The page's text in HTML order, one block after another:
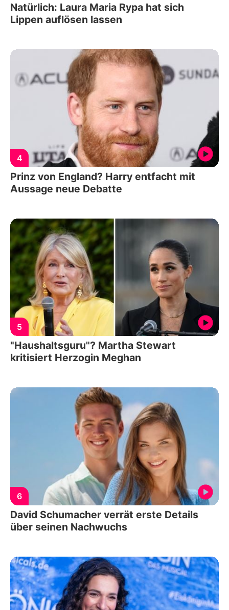
Natürlich: Laura Maria Rypa hat sich
Lippen auflösen lassen
4
Prinz von England? Harry entfacht mit
Aussage neue Debatte
5
"Haushaltsguru"? Martha Stewart
kritisiert Herzogin Meghan
6
David Schumacher verrät erste Details
über seinen Nachwuchs